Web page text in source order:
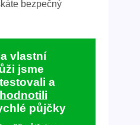
bezpečný
vlastní
jsme
a
půjčky